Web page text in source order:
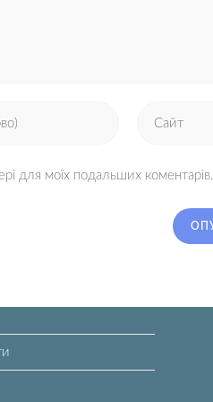
для моїх подальших коментарів.